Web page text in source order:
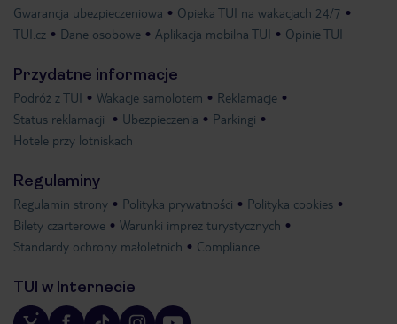
Gwarancja ubezpieczeniowa
Opieka TUI na wakacjach 24/7
TUI.cz
Dane osobowe Aplikacja mobilna TUI Opinie TUI
Przydatne informacje
Podróż z TUI Wakacje samolotem
Reklamacje
Status reklamacji
Ubezpieczenia
Parkingi
Hotele przy lotniskach
Regulaminy
Regulamin strony Polityka prywatności
Polityka cookies
Bilety czarterowe
Warunki imprez turystycznych
Standardy ochrony małoletnich
Compliance
TUI w Internecie